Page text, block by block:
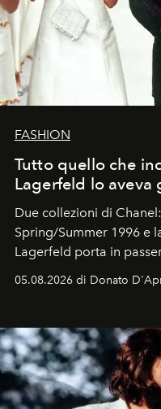
FASHION
Tutto quello che
Lagerfeld lo aveva
Due collezioni di
Spring/Summer 1996 e
Lagerfeld porta in
logomania pensata per
Kate, Claudia e Carla
uno dei documenti più
05.08.2026 di Donato